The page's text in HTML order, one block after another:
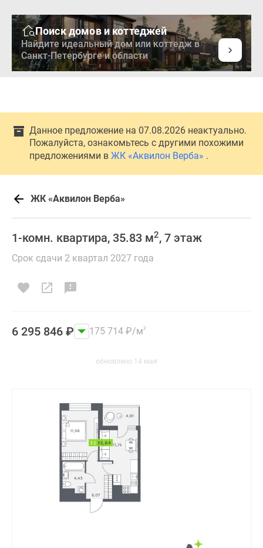
Поиск домов и коттеджей
Найдите идеальный дом или коттедж в
Санкт-Петербурге и области
Данное предложение на 07.08.2026 неактуально.
Пожалуйста, ознакомьтесь с другими похожими
предложениями в ЖК «Аквилон Верба» .
ЖК «Аквилон Верба»
1-комн. квартира, 35.83 м2, 7 этаж
Срок сдачи 2 квартал 2027 года
6 295 846 ₽ 175 714 ₽/м2
обновлено 14 мая